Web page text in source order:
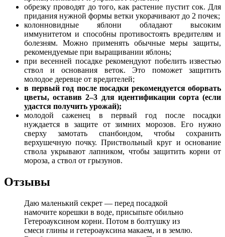
обрезку проводят до того, как растение пустит сок. Для
придания нужной формы ветки укорачивают до 2 почек;
колонновидные яблони обладают высоким
иммунитетом и способны противостоять вредителям и
болезням. Можно применять обычные меры защиты,
рекомендуемые при выращивании яблонь;
при весенней посадке рекомендуют побелить известью
ствол и основания веток. Это поможет защитить
молодое деревце от вредителей;
в первый год после посадки рекомендуется оборвать
цветы, оставив 2–3 для идентификации сорта (если
удастся получить урожай);
молодой саженец в первый год после посадки
нуждается в защите от зимних морозов. Его нужно
сверху замотать спанбондом, чтобы сохранить
верхушечную почку. Приствольный круг и основание
ствола укрывают лапником, чтобы защитить корни от
мороза, а ствол от грызунов.
Отзывы
Даю маленький секрет — перед посадкой
намочите корешки в воде, присыпьте обильно
Гетероауксином корни. Потом в болтушку из
смеси глины и гетероауксина макаем, и в землю.